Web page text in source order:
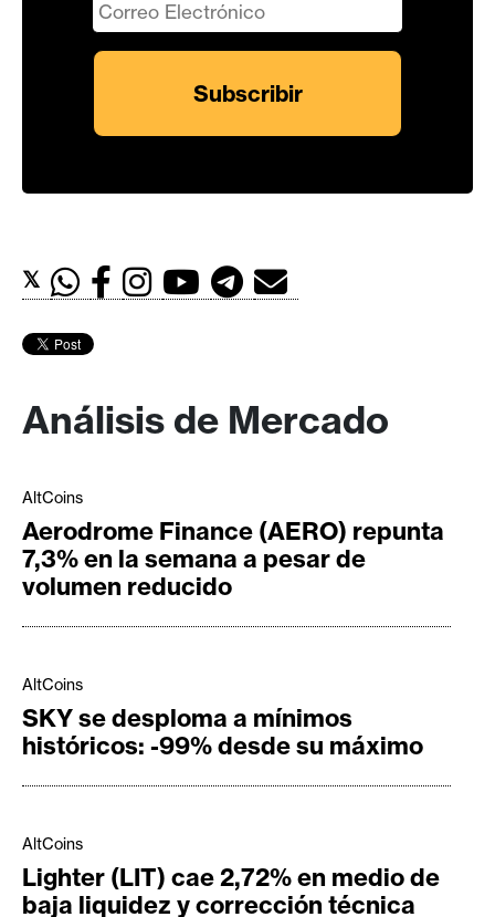
𝕏
Análisis de Mercado
AltCoins
Aerodrome Finance (AERO) repunta
7,3% en la semana a pesar de
volumen reducido
AltCoins
SKY se desploma a mínimos
históricos: -99% desde su máximo
AltCoins
Lighter (LIT) cae 2,72% en medio de
baja liquidez y corrección técnica